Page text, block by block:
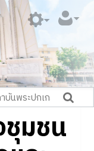
มชน